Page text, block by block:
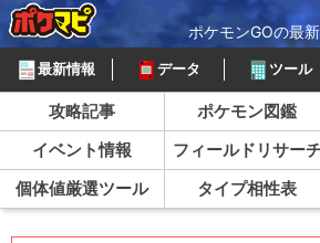
ポケモンGOの最
最新情報 データ ツール
攻略記事 ポケモン図鑑
イベント情報
フィールドリサー
個体値厳選ツール
タイプ相性表